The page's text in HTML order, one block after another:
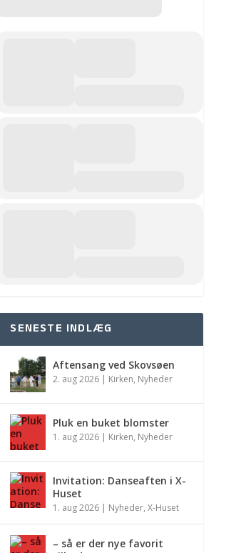
Kræftens bekæmpelse []
SENESTE INDLÆG
Aftensang ved Skovsøen
2. aug 2026 | Kirken, Nyheder
Pluk en buket blomster
1. aug 2026 | Kirken, Nyheder
Invitation: Danseaften i X-
Huset
1. aug 2026 | Nyheder,X-Huset
– så er der nye favorit